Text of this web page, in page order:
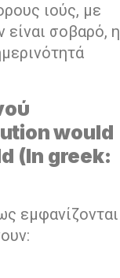
ιούς, με
είναι σοβαρό, η
would
(In greek:
εμφανίζονται